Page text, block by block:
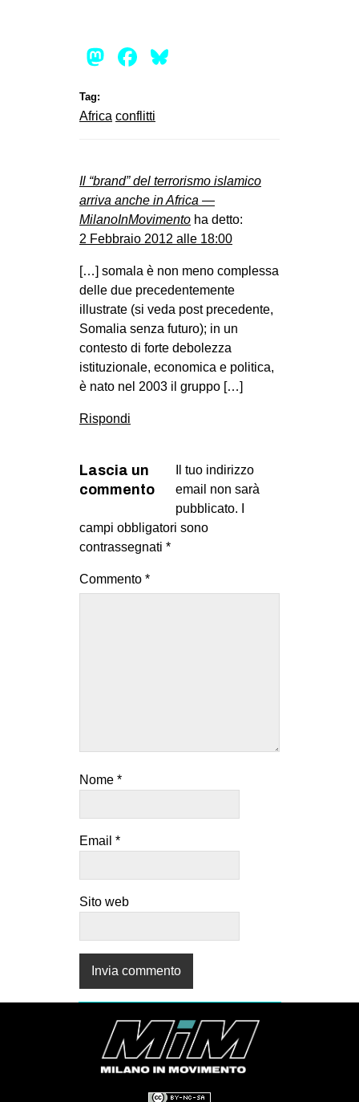
Mastodon
Facebook
Tag:
Africa conflitti
Il “brand” del terrorismo islamico
arriva anche in Africa —
MilanoInMovimento ha detto:
2 Febbraio 2012 alle 18:00
[…] somala è non meno complessa
delle due precedentemente
illustrate (si veda post precedente,
Somalia senza futuro); in un
contesto di forte debolezza
istituzionale, economica e politica,
è nato nel 2003 il gruppo […]
Rispondi
Lascia un
commento
Il tuo indirizzo
email non sarà
pubblicato.
campi obbligatori sono
contrassegnati *
Commento *
Nome *
Email *
Sito web